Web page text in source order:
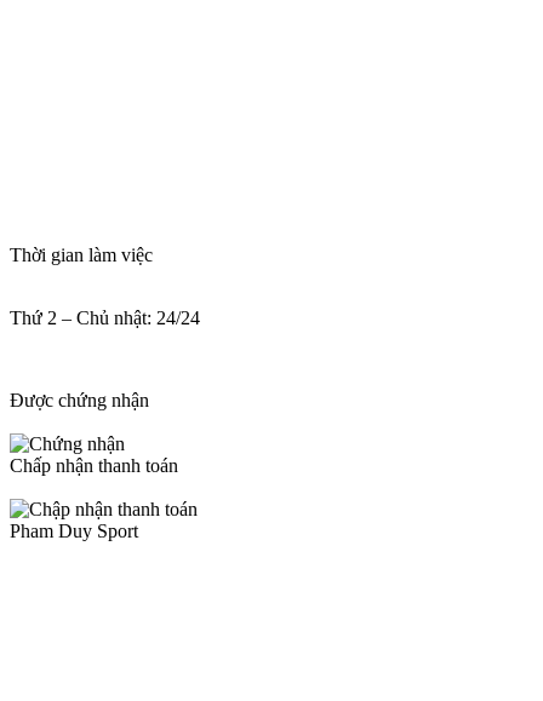
Thời gian làm việc
Thứ 2 – Chủ nhật: 24/24
Được chứng nhận
Chấp nhận thanh toán
Pham Duy Sport